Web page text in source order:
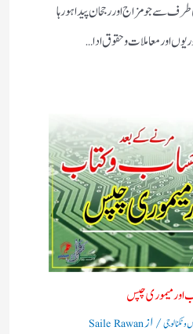
سے جو مزاج اور رجحان پیدا ہورہا
اور معاملات و حقوق ادا…
اور میموری چپس
ٹکنالوجی/ ازSaile Rawan